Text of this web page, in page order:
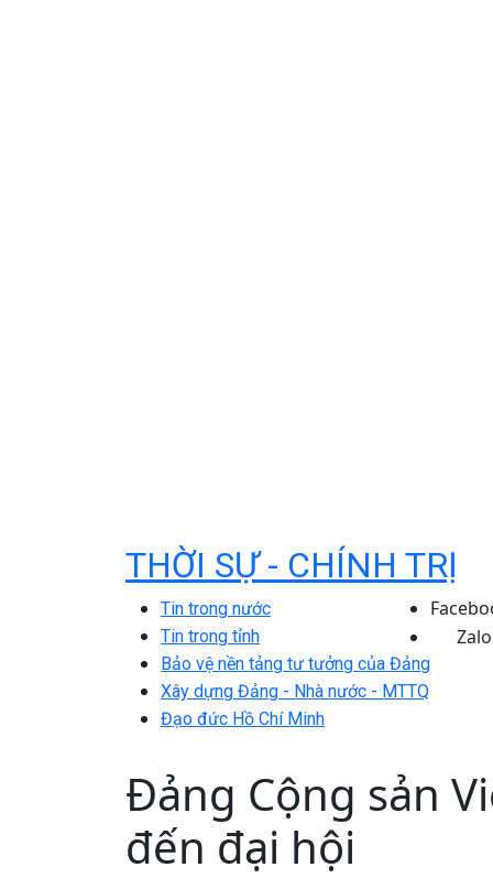
THỜI SỰ - CHÍNH TRỊ
Tin trong nước
Tin trong tỉnh
Bảo vệ nền tảng tư tưởng của Đảng
Xây dựng Đảng - Nhà nước - MTTQ
Đạo đức Hồ Chí Minh
Zalo
Đảng Cộng sản
đến đại hội